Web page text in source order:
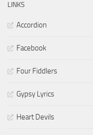
LINKS
Accordion
Facebook
Four Fiddlers
Gypsy Lyrics
Heart Devils